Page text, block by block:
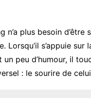
n’a plus besoin d’être
Lorsqu’il s’appuie sur
peu d’humour, il
: le sourire de